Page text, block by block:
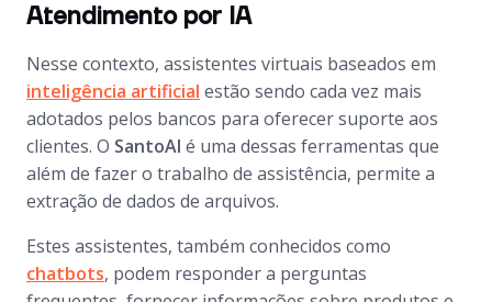
Atendimento por IA
Nesse contexto, assistentes virtuais baseados em
inteligência artificial estão sendo cada vez mais
adotados pelos bancos para oferecer suporte aos
clientes. O SantoAI é uma dessas ferramentas que
além de fazer o trabalho de assistência, permite a
extração de dados de arquivos.
Estes assistentes, também conhecidos como
chatbots, podem responder a perguntas